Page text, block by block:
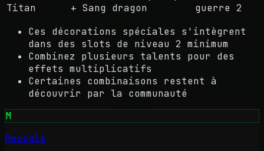
Titan
+ Sang dragon
guerre 2
Ces décorations spéciales s'intègrent
dans des slots de niveau 2 minimum
Combinez plusieurs talents pour des
effets multiplicatifs
Certaines combinaisons restent à
découvrir par la communauté
M
Mooogle